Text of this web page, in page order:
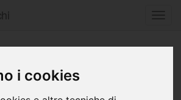
i cookies
DI SCOPPIETO